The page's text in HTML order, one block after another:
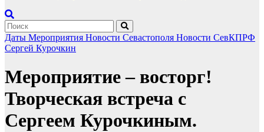
Даты Мероприятия Новости Севастополя Новости СевКПРФ
Сергей Курочкин
Мероприятие – восторг!
Творческая встреча с
Сергеем Курочкиным.